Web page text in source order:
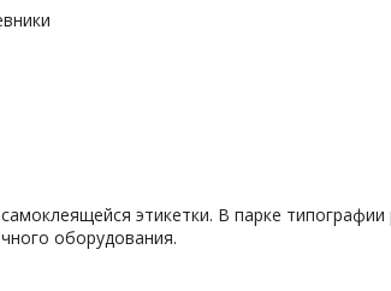
этикетки. В парке
оборудования.